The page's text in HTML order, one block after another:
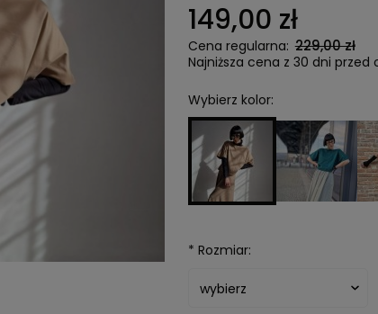
149,00 zł
Cena regularna: 229,00 zł
Najniższa cena z 30 dni przed
Wybierz kolor:
* Rozmiar: